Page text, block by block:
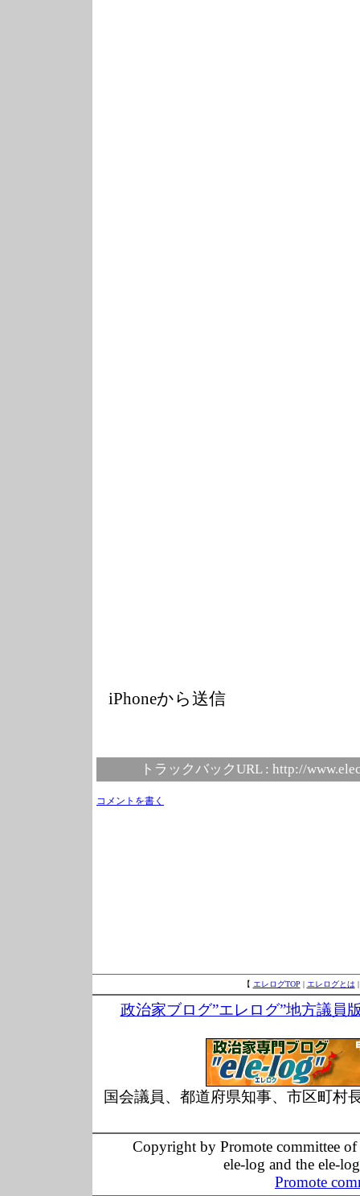
iPhoneから送信
トラックバックURL : http://
コメントを書く
【 エレログTOP | エレログとは
政治家ブログ”エレログ”地方議員
国会議員、都道府県知事、市区町村
Copyright by Promote committee
ele-log and the ele-
Promote